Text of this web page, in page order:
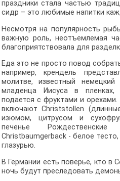
праздники стала частью
сидр – это любимые напитки
Несмотря на популярность
важную роль, неотъемлемая
благоприятствовала для
Еда это не просто повод
например, крендель
молитве, известный немецкий
младенца Иисуса в
подается с фруктами и
включают Christstollen
изюмом, цитрусом и
печенье
Christbaumgerback - белое
глазурью.
В Германии есть поверье, кто в
ночь будут преследовать